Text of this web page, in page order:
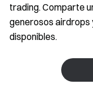
trading. Comparte
generosos airdrops
disponibles.